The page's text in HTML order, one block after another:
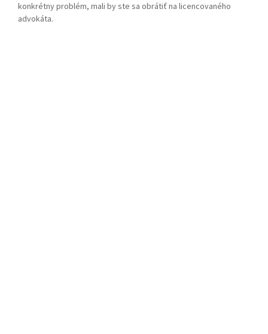
konkrétny problém, mali by ste sa obrátiť na licencovaného
advokáta.